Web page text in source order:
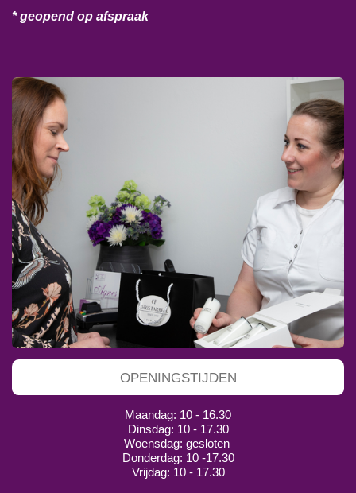
* geopend op afspraak
OPENINGSTIJDEN
Maandag: 10 - 16.30
Dinsdag: 10 - 17.30
Woensdag: gesloten
Donderdag: 10 -17.30
Vrijdag: 10 - 17.30